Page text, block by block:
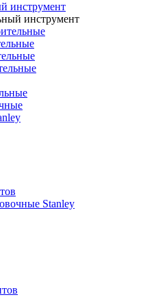
инструмент
инструмент
Stanley